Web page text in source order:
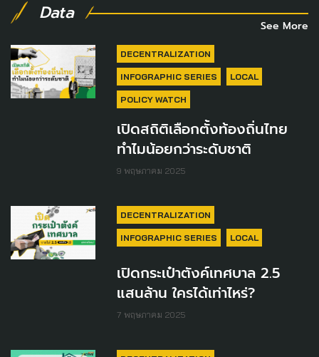
Data
See More
DECENTRALIZATION
INFOGRAPHIC SERIES LOCAL
POLICY WATCH
เปิดสถิติเลือกตั้งท้องถิ่นไทย
ทำไมน้อยกว่าระดับชาติ
9 พฤษภาคม 2025
DECENTRALIZATION
INFOGRAPHIC SERIES LOCAL
เปิดกระเป๋าตังค์เทศบาล 2.5
แสนล้าน ใครได้เท่าไหร่?
7 พฤษภาคม 2025